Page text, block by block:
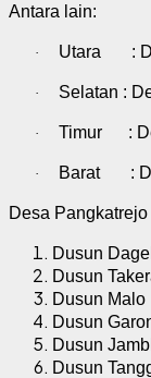
Antara lain:
· Utara :
· Selatan :
· Timur :
· Barat :
Desa
Dusun
Dusun
Dusun Malo
Dusun
Dusun
Dusun